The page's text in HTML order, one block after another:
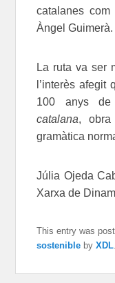
catalanes
Àngel Guimerà.
La ruta va ser
l’interès afegit
100 anys
catalana, obra
gramàtica
Júlia Ojeda
Xarxa de
This entry was
sostenible byXDL